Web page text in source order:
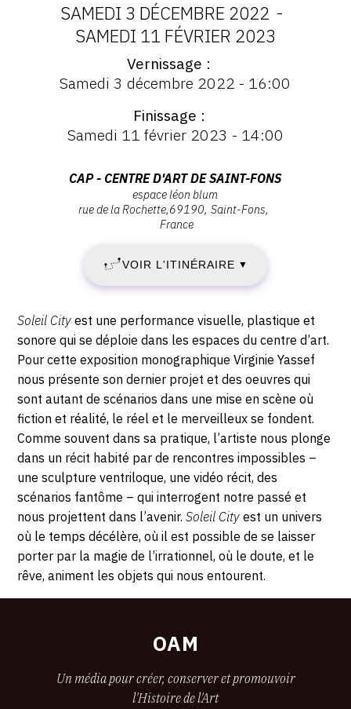
À PROPOS D'OAM
CONTACT
CGU
CGV
SUIVEZ-NOUS
INSTAGRAM
TWITTER
PINTEREST
DATES
:
SAMEDI
3
DÉCEMBRE
2022
SAMEDI
11
FÉVRIER
2023
SAMEDI 3 DÉCEMBRE 2022 -
SAMEDI 11 FÉVRIER 2023
Vernissage
Samedi 3 décembre 2022 - 16:00
Finissage
Samedi 11 février 2023 - 14:00
Adresse
Saint-
Fons,
Espace
Léon
Blum,
69190
Saint-
Fons
CAP - CENTRE D'ART DE SAINT-FONS
espace léon blum
rue de la Rochette 69190 Saint-Fons
France
VOIR L'ITINÉRAIRE ▼
Description,
horaires...
Soleil Cityest une performance visuelle, plastique et
sonore qui se déploie dans les espaces du centre d’art.
Pour cette exposition monographique Virginie Yassef
nous présente son dernier projet et des oeuvres qui
sont autant de scénarios dans une mise en scène où
fiction et réalité, le réel et le merveilleux se fondent.
Comme souvent dans sa pratique, l’artiste nous plonge
dans un récit habité par de rencontres impossibles –
une sculpture ventriloque, une vidéo récit, des
scénarios fantôme – qui interrogent notre passé et
nous projettent dans l’avenir.Soleil City est un univers
où le temps décélère, où il est possible de se laisser
porter par la magie de l’irrationnel, où le doute, et le
rêve, animent les objets qui nous entourent.
OAM
Un média pour créer, conserver et promouvoir
l'Histoire de l'Art